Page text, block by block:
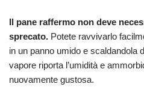
Il pane raffermo non deve
sprecato. Potete ravvivarlo
in un panno umido e scaldandola
vapore riporta l’umidità e
nuovamente gustosa.